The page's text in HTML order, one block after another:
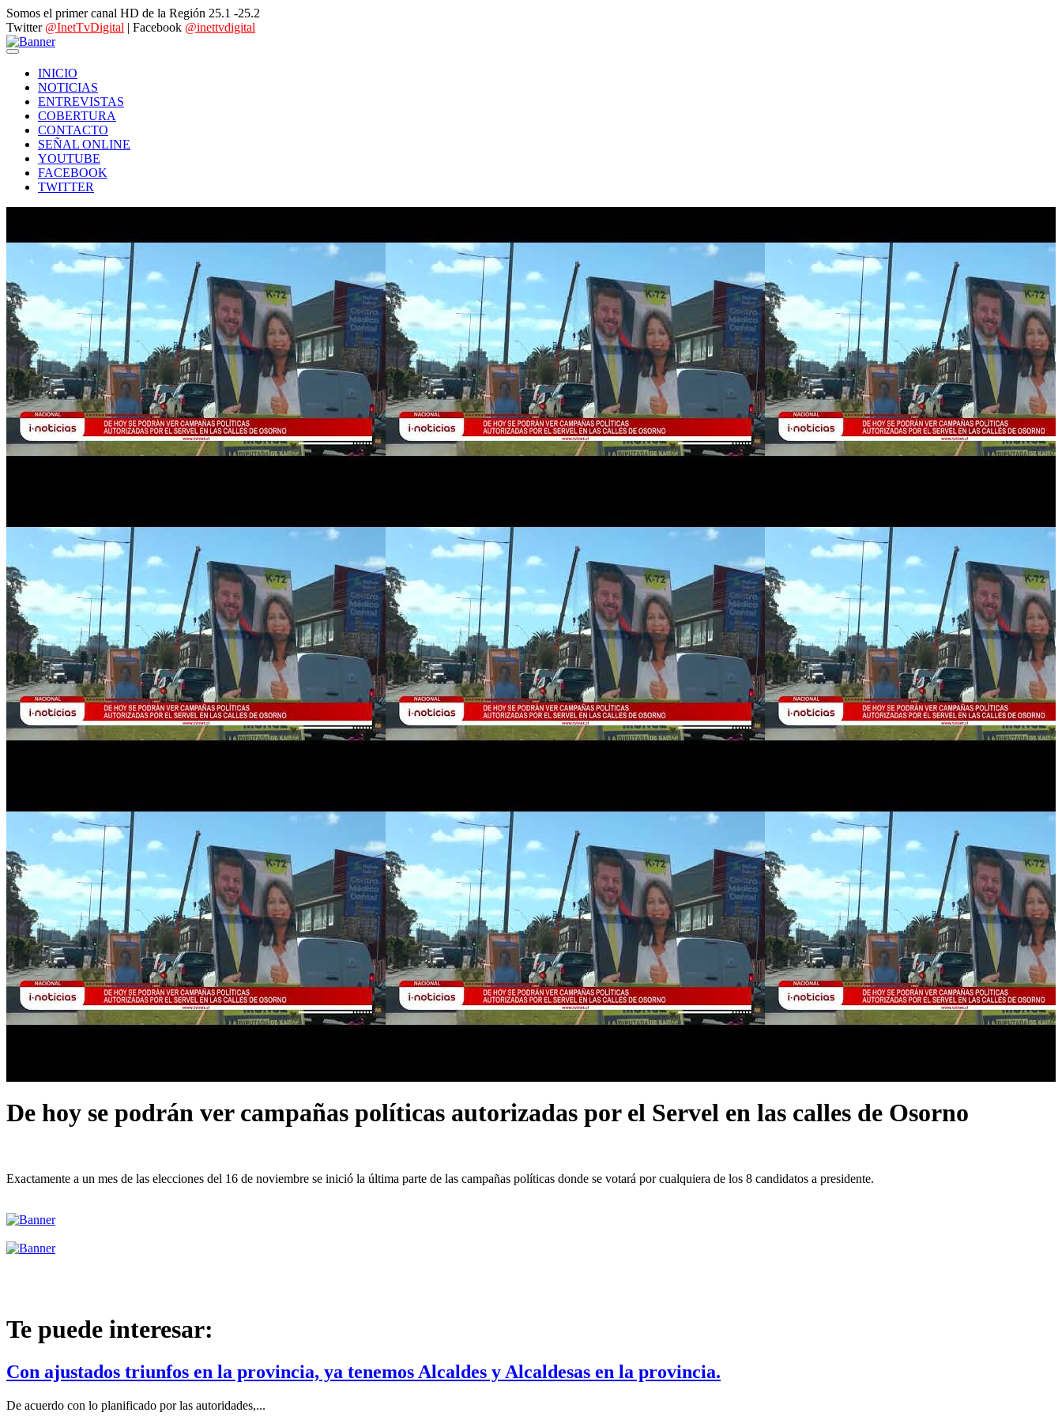
Somos el primer canal HD de la Región 25.1 -25.2
Twitter @InetTvDigital | Facebook @inettvdigital
INICIO
NOTICIAS
ENTREVISTAS
COBERTURA
CONTACTO
SEÑAL ONLINE
YOUTUBE
FACEBOOK
TWITTER
De hoy se podrán ver campañas políticas autorizadas por el Servel en las calles de Osorno
Exactamente a un mes de las elecciones del 16 de noviembre se inició la última parte de las campañas políticas donde se votará por cualquiera de los 8 candidatos a presidente.
Te puede interesar:
Con ajustados triunfos en la provincia, ya tenemos Alcaldes y Alcaldesas en la provincia.
De acuerdo con lo planificado por las autoridades,...